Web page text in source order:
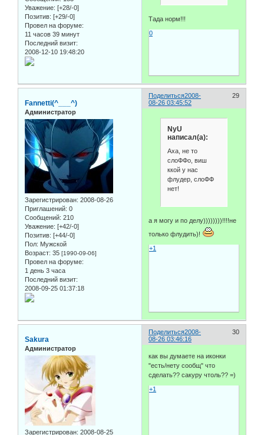
Уважение: [+28/-0]
Позитив: [+29/-0]
Провел на форуме:
11 часов 39 минут
Последний визит:
2008-12-10 19:48:20
Тада норм!!!
0
Поделиться 29
2008-
08-26 03:45:52
Fannetti(^___^)
Администратор
Зарегистрирован: 2008-08-26
Приглашений: 0
Сообщений: 210
Уважение: [+42/-0]
Позитив: [+44/-0]
Пол: Мужской
Возраст: 35 [1990-09-06]
Провел на форуме:
1 день 3 часа
Последний визит:
2008-09-25 01:37:18
NyU
написал(а):
Аха, не то
слоФФо, виш
ккой у нас
флудер, слоФФ
нет!
а я могу и по делу))))))))!!!!не
только флудить)!
+1
Поделиться 30
2008-
08-26 03:46:16
Sakura
Администратор
Зарегистрирован: 2008-08-25
как вы думаете на иконки
"есть/нету сообщ" что
сделать?? сакуру чтоль?? =)
+1